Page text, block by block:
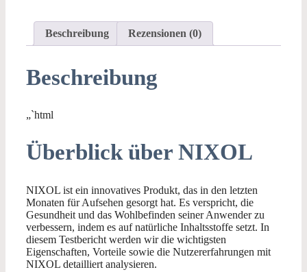
Beschreibung Rezensionen (0)
Beschreibung
„`html
Überblick über NIXOL
NIXOL ist ein innovatives Produkt, das in den letzten
Monaten für Aufsehen gesorgt hat. Es verspricht, die
Gesundheit und das Wohlbefinden seiner Anwender zu
verbessern, indem es auf natürliche Inhaltsstoffe setzt. In
diesem Testbericht werden wir die wichtigsten
Eigenschaften, Vorteile sowie die Nutzererfahrungen mit
NIXOL detailliert analysieren.